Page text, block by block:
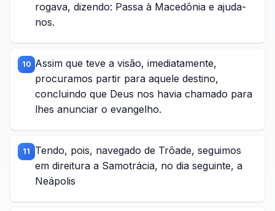
rogava, dizendo: Passa à Macedônia e ajuda-
nos.
10 Assim que teve a visão, imediatamente,
procuramos partir para aquele destino,
concluindo que Deus nos havia chamado para
lhes anunciar o evangelho.
11
Tendo, pois, navegado de Trôade, seguimos
em direitura a Samotrácia, no dia seguinte, a
Neápolis